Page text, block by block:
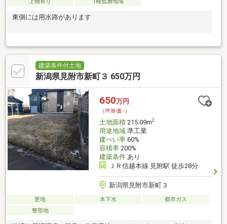
東側には用水路があります
建築条件付土地
新潟県見附市新町３ 650万円
650万円
（坪単価:-）
土地面積215.09m2
用途地域準工業
建ぺい率60%
容積率200%
建築条件あり
ＪＲ信越本線 見附駅 徒歩28分
新潟県見附市新町３
更地 本下水
都市ガス
整形地